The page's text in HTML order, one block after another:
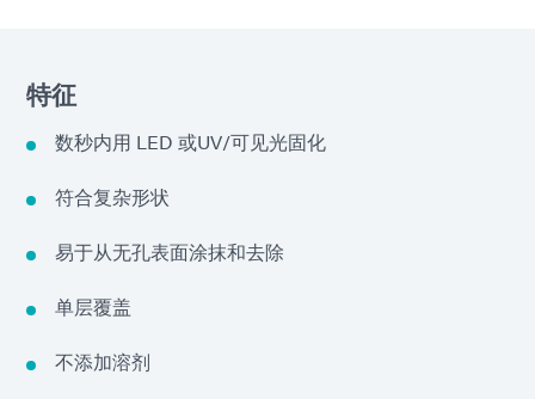
特征
数秒内用 LED 或UV/可见光固化
符合复杂形状
易于从无孔表面涂抹和去除
单层覆盖
不添加溶剂